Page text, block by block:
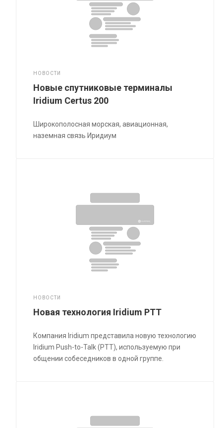
НОВОСТИ
Новые спутниковые терминалы
Iridium Certus 200
Широкополосная морская, авиационная,
наземная связь Иридиум
НОВОСТИ
Новая технология Iridium PTT
Компания Iridium представила новую технологию
Iridium Push-to-Talk (PTT), используемую при
общении собеседников в одной группе.